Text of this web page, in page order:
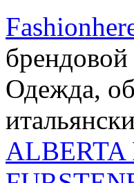
Одежда,
ALBERTA